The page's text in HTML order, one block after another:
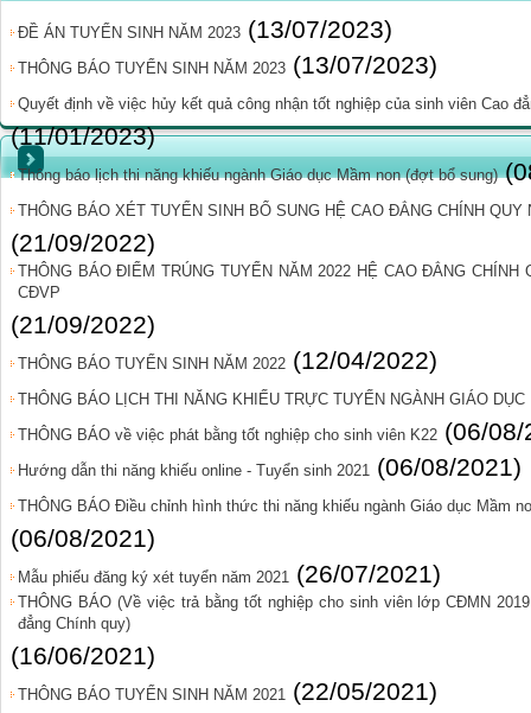
ĐỀ ÁN TUYỂN SINH NĂM 2023 (13/07/2023)
THÔNG BÁO TUYỂN SINH NĂM 2023 (13/07/2023)
Quyết định về việc hủy kết quả công nhận tốt nghiệp của sinh viên Cao
(11/01/2023)
Thông báo lịch thi năng khiếu ngành Giáo dục Mầm non (đợt bổ sung)
THÔNG BÁO XÉT TUYỂN SINH BỔ SUNG HỆ CAO ĐẲNG CHÍNH QUY
(21/09/2022)
THÔNG BÁO ĐIỂM TRÚNG TUYỂN NĂM 2022 HỆ CAO ĐẲNG CHÍNH
CĐVP
(21/09/2022)
THÔNG BÁO TUYỂN SINH NĂM 2022 (12/04/2022)
THÔNG BÁO LỊCH THI NĂNG KHIẾU TRỰC TUYẾN NGÀNH GIÁO DỤC
THÔNG BÁO về việc phát bằng tốt nghiệp cho sinh viên K22 (06/08/
Hướng dẫn thi năng khiếu online - Tuyển sinh 2021 (06/08/2021)
THÔNG BÁO Điều chỉnh hình thức thi năng khiếu ngành Giáo dục Mầm
(06/08/2021)
Mẫu phiếu đăng ký xét tuyển năm 2021 (26/07/2021)
THÔNG BÁO (Về việc trả bằng tốt nghiệp cho sinh viên lớp CĐMN
đẳng Chính quy)
(16/06/2021)
THÔNG BÁO TUYỂN SINH NĂM 2021 (22/05/2021)